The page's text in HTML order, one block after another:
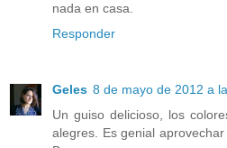
nada en casa.
Responder
Geles 8 de mayo de 2012 a
Un guiso delicioso, los
alegres. Es genial